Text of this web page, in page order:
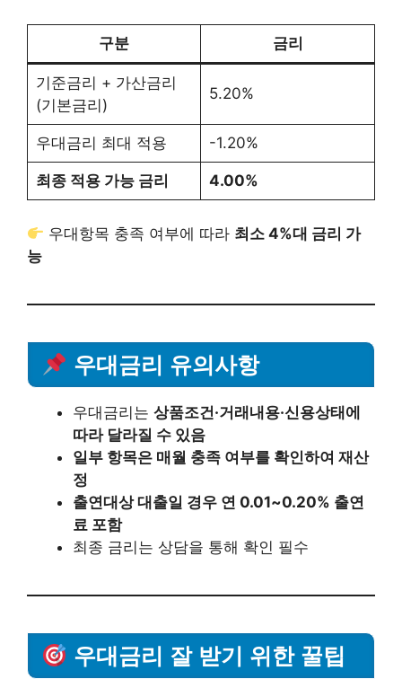
구분 금리
기준금리 + 가산금리
(기본금리)
5.20%
우대금리 최대 적용 -1.20%
최종 적용 가능 금리 4.00%
우대항목 충족 여부에 따라 최소 4%대 금리 가
능
우대금리 유의사항
우대금리는 상품조건·거래내용·신용상태에
따라 달라질 수 있음
일부 항목은 매월 충족 여부를 확인하여 재산
정
출연대상 대출일 경우 연 0.01~0.20% 출연
료 포함
최종 금리는 상담을 통해 확인 필수
우대금리 잘 받기 위한 꿀팁